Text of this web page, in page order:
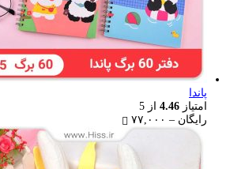
پاندا
امتیاز 4.46 از 5
رایگان – ۷۷,۰۰۰
range:
رایگان